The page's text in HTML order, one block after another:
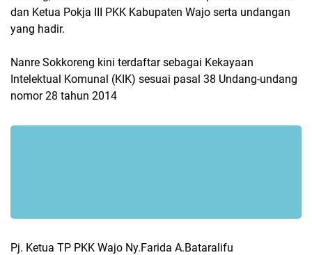
dan Ketua Pokja III PKK Kabupaten Wajo serta undangan
yang hadir.
Nanre Sokkoreng kini terdaftar sebagai Kekayaan
Intelektual Komunal (KIK) sesuai pasal 38 Undang-undang
nomor 28 tahun 2014
Pj. Ketua TP PKK Wajo Ny.Farida A.Bataralifu